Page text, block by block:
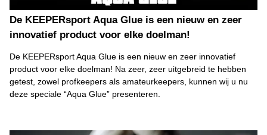
De KEEPERsport Aqua Glue is een nieuw en zeer
innovatief product voor elke doelman!
De KEEPERsport Aqua Glue is een nieuw en zeer innovatief
product voor elke doelman! Na zeer, zeer uitgebreid te hebben
getest, zowel profkeepers als amateurkeepers, kunnen wij u nu
deze speciale “Aqua Glue” presenteren.